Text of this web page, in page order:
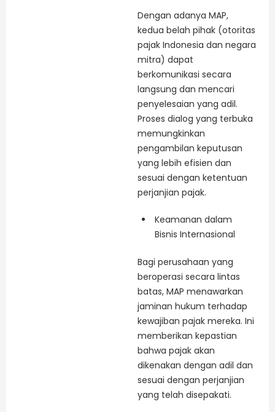
Dengan adanya MAP,
kedua belah pihak (otoritas
pajak Indonesia dan negara
mitra) dapat
berkomunikasi secara
langsung dan mencari
penyelesaian yang adil.
Proses dialog yang terbuka
memungkinkan
pengambilan keputusan
yang lebih efisien dan
sesuai dengan ketentuan
perjanjian pajak.
Keamanan dalam
Bisnis Internasional
Bagi perusahaan yang
beroperasi secara lintas
batas, MAP menawarkan
jaminan hukum terhadap
kewajiban pajak mereka. Ini
memberikan kepastian
bahwa pajak akan
dikenakan dengan adil dan
sesuai dengan perjanjian
yang telah disepakati.